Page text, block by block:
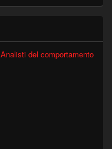
del comportamento